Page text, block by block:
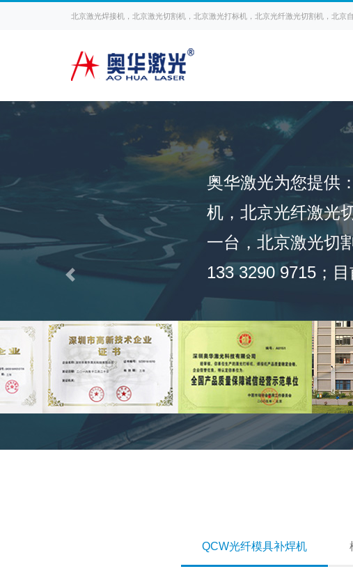
北京激光焊接机，北京激光切割机，北京激光打标机，北京光纤激光切割机，北京
奥华激光为您提供
机，北京光纤激光
一台，北京激光切
133 3290 9715；
Previous
QCW光纤模具补焊机